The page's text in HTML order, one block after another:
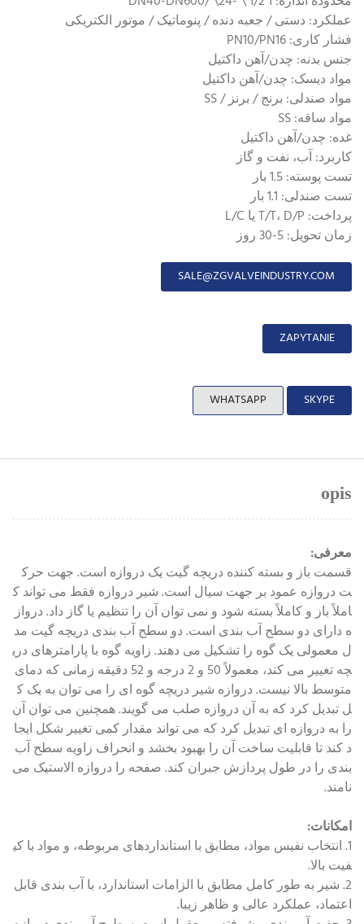
عملکرد: دستی / جعبه دنده / پنوماتیک / موتور الکتریکی
فشار کاری: PN10/PN16
جنس بدنه: چدن/آهن داکتیل
مواد دیسک: چدن/آهن داکتیل
مواد صندلی: برنج / برنز / SS
مواد ساقه: SS
غده: چدن/آهن داکتیل
کاربرد: آب، نفت و گاز
تست پوسته: 1.5 بار
تست صندلی: 1.1 بار
پرداخت: T/T، D/P یا L/C
زمان تحویل: 5-30 روز
SALE@ZGVALVEINDUSTRY.COM
ZAPYTANIE
SKYPE
WHATSAPP
opis
معرفی:
قسمت باز و بسته کننده دریچه گیت یک دروازه است. جهت حرک
ت دروازه عمود بر جهت سیال است. شیر دروازه فقط می تواند ک
املاً باز و کاملاً بسته شود و نمی توان آن را تنظیم یا گاز داد. درواز
ه دارای دو سطح آب بندی است. دو سطح آب بندی دریچه گیت مد
ل معمولی یک گوه را تشکیل می دهند. زاویه گوه با پارامترهای دری
چه تغییر می کند، معمولاً 50 و 2 درجه و 52 دقیقه زمانی که دمای
متوسط ​​بالا نیست. دروازه شیر دریچه گوه ای را می توان به یک ک
ل تبدیل کرد که به آن دروازه صلب می گویند. همچنین می توان آن
را به دروازه ای تبدیل کرد که می تواند مقدار کمی تغییر شکل ایجا
د کند تا قابلیت ساخت آن را بهبود بخشد و انحراف زاویه سطح آب
بندی را در طول پردازش جبران کند. صفحه را دروازه الاستیک می
نامند.
امکانات:
1. انتخاب نفیس مواد، مطابق با استانداردهای مربوطه، و مواد با کی
فیت بالا.
2. شیر به طور کامل مطابق با الزامات استاندارد، با آب بندی قابل
اعتماد، عملکرد عالی و ظاهر زیبا.